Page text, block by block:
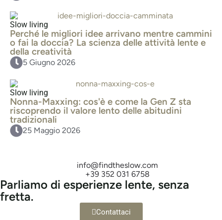
Slow living
Perché le migliori idee arrivano mentre cammini
o fai la doccia? La scienza delle attività lente e
della creatività
5 Giugno 2026
Slow living
Nonna-Maxxing: cos'è e come la Gen Z sta
riscoprendo il valore lento delle abitudini
tradizionali
25 Maggio 2026
info@findtheslow.com
+39 352 031 6758
Parliamo di esperienze lente, senza
fretta.
Contattaci